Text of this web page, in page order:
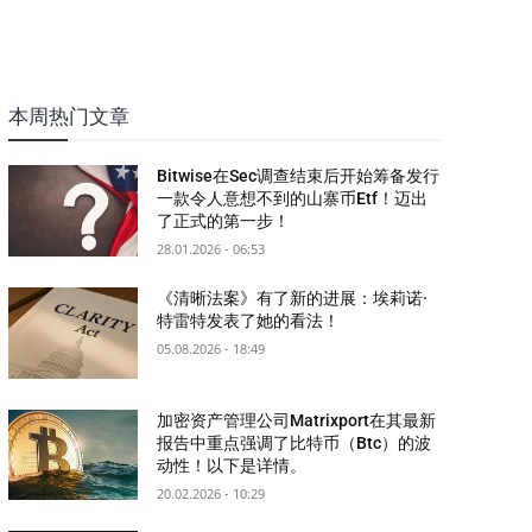
本周热门文章
Bitwise在Sec调查结束后开始筹备发行
一款令人意想不到的山寨币Etf！迈出
了正式的第一步！
28.01.2026 - 06:53
《清晰法案》有了新的进展：埃莉诺·
特雷特发表了她的看法！
05.08.2026 - 18:49
加密资产管理公司Matrixport在其最新
报告中重点强调了比特币（Btc）的波
动性！以下是详情。
20.02.2026 - 10:29